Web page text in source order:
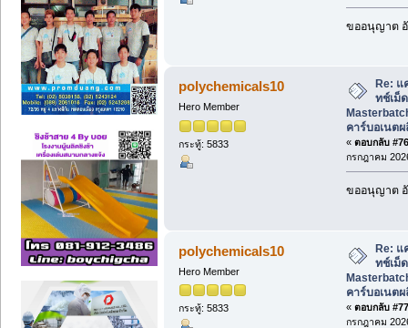
ขออนุญาต
polychemicals10
Hero Member
กระทู้: 5833
Re: แ
ทช์เม็
คาร์บอเนต
« ตอบกลับ
กรกฎาคม
ขออนุญาต
polychemicals10
Hero Member
กระทู้: 5833
Re: แ
ทช์เม็
คาร์บอเนต
« ตอบกลับ
กรกฎาคม